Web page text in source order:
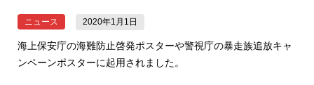
ニュース 2020年1月1日
海上保安庁の海難防止啓発ポスターや警視庁の暴走族追放キャ
ンペーンポスターに起用されました。